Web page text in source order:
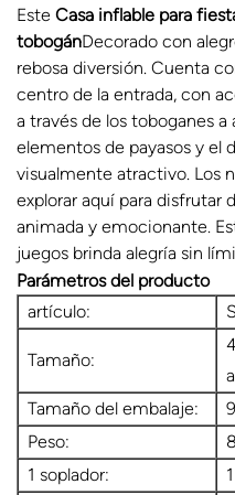
Este Casa inflable para
tobogánDecorado con
rebosa diversión. Cuenta
centro de la entrada, con
a través de los toboganes a
elementos de payasos y el
visualmente atractivo. Los
explorar aquí para disfrutar
animada y emocionante.
juegos brinda alegría sin
Parámetros del producto
artículo:
Tamaño:
Tamaño del embalaje:
Peso:
1 soplador: